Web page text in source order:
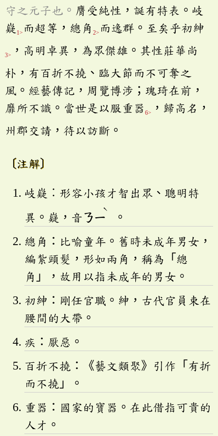
守之元子也。 膺受純性，誕有特表。岐
嶷 1> 而超等，總角 2> 而逸群。至矣乎初紳
3>
，高明卓異，為眾傑雄。其性莊華尚
朴，有百折不撓、臨大節而不可奪之
風。經藝傳記，周覽博涉；瑰琦在前，
靡所不識。當世是以服重器 6>
，歸高名，
州郡交請，待以訪斷。
〔注解〕
岐嶷︰形容小孩才智出眾、聰明特
異。嶷，音ㄋㄧ
ˋ
。
總角：比喻童年。舊時未成年男女，
編紮頭髮，形如兩角，稱為「總
角」，故用以指未成年的男女。
初紳：剛任官職。紳，古代官員束在
腰間的大帶。
疾：厭惡。
百折不撓：《藝文類聚》引作「有折
而不撓」。
重器：國家的寶器。在此借指可貴的
人才。